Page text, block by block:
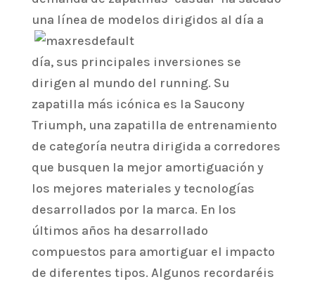
una línea de modelos dirigidos al día a
día, sus principales inversiones se
dirigen al mundo del running. Su
zapatilla más icónica es la Saucony
Triumph, una zapatilla de entrenamiento
de categoría neutra dirigida a corredores
que busquen la mejor amortiguación y
los mejores materiales y tecnologías
desarrollados por la marca. En los
últimos años ha desarrollado
compuestos para amortiguar el impacto
de diferentes tipos. Algunos recordaréis